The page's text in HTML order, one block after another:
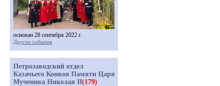
основан 28 сентября 2022 г.
Другие события
Петрозаводский отдел
Казачьего Конвоя Памяти Царя
Мученика Николая II(179)